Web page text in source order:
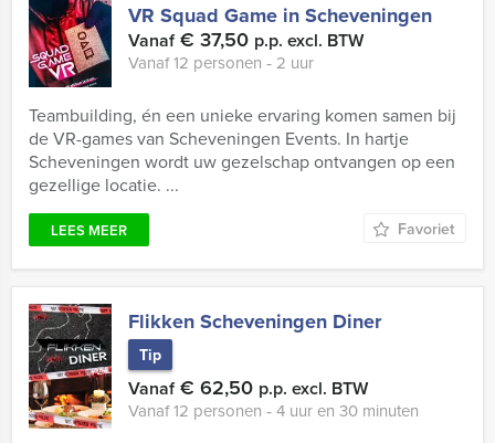
VR Squad Game in Scheveningen
Vanaf€ 37,50 p.p. excl. BTW
Vanaf 12 personen ‐ 2 uur
Teambuilding, én een unieke ervaring komen samen bij
de VR-games van Scheveningen Events. In hartje
Scheveningen wordt uw gezelschap ontvangen op een
gezellige locatie. ...
LEES MEER Favoriet
Flikken Scheveningen Diner
Tip
Vanaf€ 62,50 p.p. excl. BTW
Vanaf 12 personen ‐ 4 uur en 30 minuten